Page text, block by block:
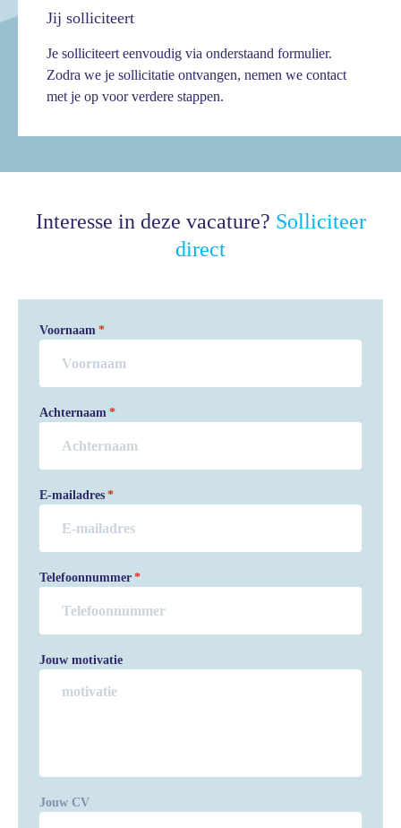
Jij solliciteert
Je solliciteert eenvoudig via onderstaand formulier.
Zodra we je sollicitatie ontvangen, nemen we contact
met je op voor verdere stappen.
Interesse in deze vacature? Solliciteer
direct
Voornaam
Achternaam
E-mailadres
Telefoonnummer
Jouw motivatie
Jouw CV